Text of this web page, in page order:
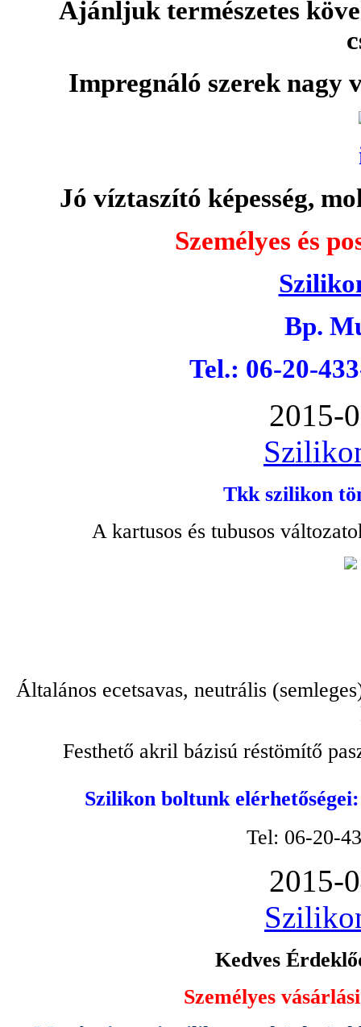
Ajánljuk természetes
Impregnáló szerek
Jó víztaszító képesség,
Személyes és
Bp.
Tel.: 06-20-
2015-
Tkk szilikon
A kartusos és tubusos
Általános ecetsavas, neutrális
Festhető akril bázisú réstömítő
Szilikon boltunk
Tel: 06-20-
2015-
Kedves
Személyes